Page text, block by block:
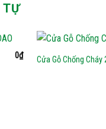
TỰ
0₫ Cửa Gỗ Chống Cháy